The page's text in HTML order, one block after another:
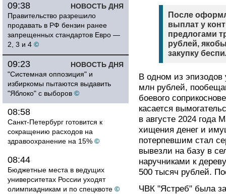
НОВОСТЬ ДНЯ
09:38
Правительство разрешило
продавать в РФ бензин ранее
запрещенных стандартов Евро —
2, 3 и 4 ©
НОВОСТЬ ДНЯ
09:23
"Системная оппозиция" и
избиркомы пытаются выдавить
"Яблоко" с выборов ©
08:58
Санкт-Петербург готовится к
сокращению расходов на
здравоохранение на 15% ©
08:44
Бюджетные места в ведущих
университетах России уходят
олимпиадникам и по спецквоте ©
После
выплат у
предлогами
рублей,
закупку
В одном из
млн рублей,
боевого
касается
в августе 2024 года
хищения денег и
потерпевшим стал
вывезли на базу в
наручниками к
500 тысяч рублей.
ЧВК "Ястреб" была